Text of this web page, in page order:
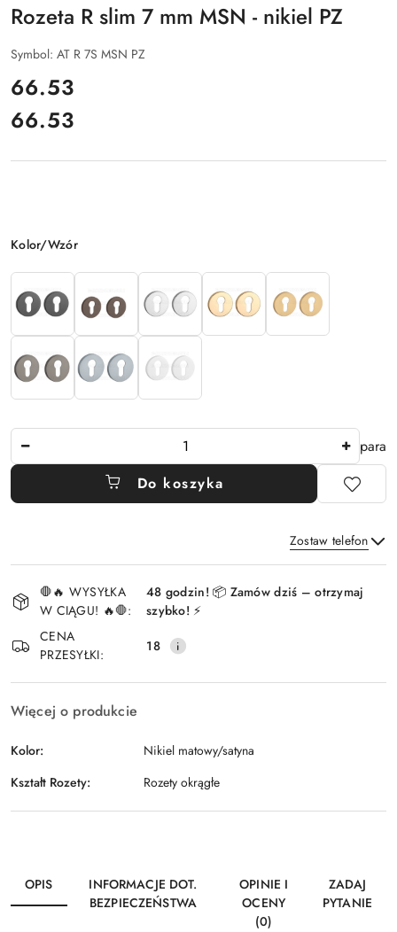
Rozeta R slim 7 mm MSN - nikiel PZ
Symbol: AT R 7S MSN PZ
cena:
66.53
Cena:
66.53
Wariant
Kolor/Wzór
para
Do koszyka
Zostaw telefon
Wyślij
i
dostawa
🛑🔥 WYSYŁKA
W CIĄGU! 🔥🛑:
48 godzin! 📦 Zamów dziś – otrzymaj
szybko! ⚡
CENA
PRZESYŁKI:
18
Więcej o produkcie
Kolor:
Nikiel matowy/satyna
Kształt Rozety:
Rozety okrągłe
OPIS
INFORMACJE DOT.
BEZPIECZEŃSTWA
OPINIE I
OCENY
(0)
ZADAJ
PYTANIE